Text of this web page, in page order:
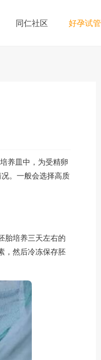
同仁社区 好孕试管
养皿中，为受精卵
。一般会选择高质
胎培养三天左右的
，然后冷冻保存胚